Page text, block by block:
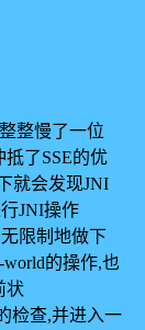
整慢了一位
了SSE的优
就会发现JNI
JNI操作
限制地做下
的操作,也
状
检查,并进入一